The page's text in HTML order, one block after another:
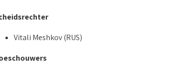
Vitali Meshkov (RUS)